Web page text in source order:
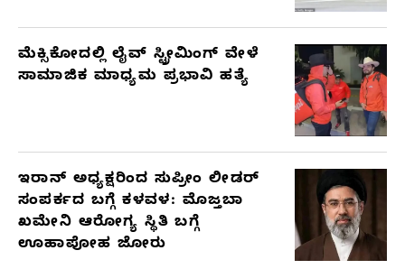
ಮೆಕ್ಸಿಕೋದಲ್ಲಿ ಲೈವ್ ಸ್ಟ್ರೀಮಿಂಗ್ ವೇಳೆ
ಸಾಮಾಜಿಕ ಮಾಧ್ಯಮ ಪ್ರಭಾವಿ ಹತ್ಯೆ
ಇರಾನ್ ಅಧ್ಯಕ್ಷರಿಂದ ಸುಪ್ರೀಂ ಲೀಡರ್
ಸಂಪರ್ಕದ ಬಗ್ಗೆ ಕಳವಳ: ಮೊಜ್ತಬಾ
ಖಮೇನಿ ಆರೋಗ್ಯ ಸ್ಥಿತಿ ಬಗ್ಗೆ
ಊಹಾಪೋಹ ಜೋರು